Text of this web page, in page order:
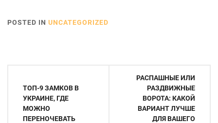
POSTED IN UNCATEGORIZED
записям
ТОП-9 ЗАМКОВ В
УКРАИНЕ, ГДЕ
МОЖНО
ПЕРЕНОЧЕВАТЬ
РАСПАШНЫЕ ИЛИ
РАЗДВИЖНЫЕ
ВОРОТА: КАКОЙ
ВАРИАНТ ЛУЧШЕ
ДЛЯ ВАШЕГО